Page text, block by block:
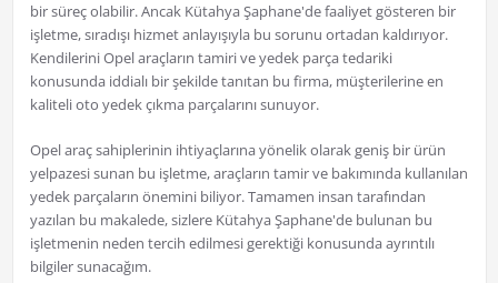
bir süreç olabilir. Ancak Kütahya Şaphane'de faaliyet gösteren bir
işletme, sıradışı hizmet anlayışıyla bu sorunu ortadan kaldırıyor.
Kendilerini Opel araçların tamiri ve yedek parça tedariki
konusunda iddialı bir şekilde tanıtan bu firma, müşterilerine en
kaliteli oto yedek çıkma parçalarını sunuyor.
Opel araç sahiplerinin ihtiyaçlarına yönelik olarak geniş bir ürün
yelpazesi sunan bu işletme, araçların tamir ve bakımında kullanılan
yedek parçaların önemini biliyor. Tamamen insan tarafından
yazılan bu makalede, sizlere Kütahya Şaphane'de bulunan bu
işletmenin neden tercih edilmesi gerektiği konusunda ayrıntılı
bilgiler sunacağım.